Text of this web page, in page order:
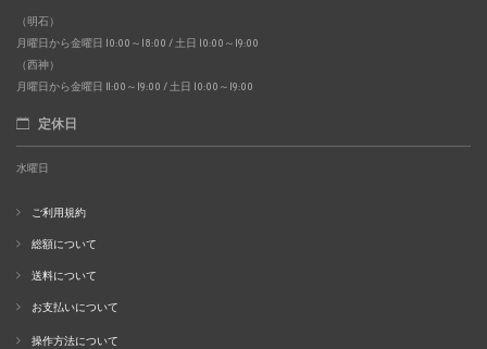
（明石）
月曜日から金曜日 10:00～18:00 / 土日 10:00～19:00
（西神）
月曜日から金曜日 11:00～19:00 / 土日 10:00～19:00
定休日
水曜日
ご利用規約
総額について
送料について
お支払いについて
操作方法について